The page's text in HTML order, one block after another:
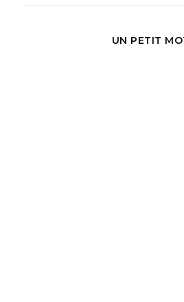
UN PETIT